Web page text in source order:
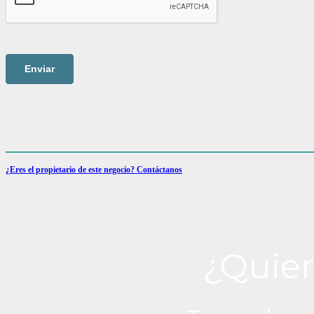
¿Eres el propietario de este negocio? Contáctanos